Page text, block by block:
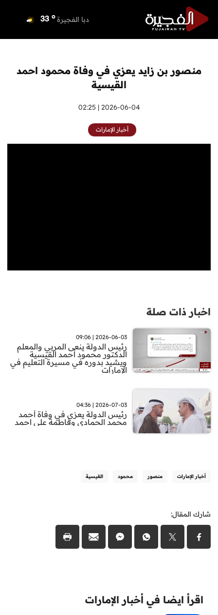
دبا الفجيرة 33 o
عجمان
أم القيوين 33 o
الفجيرة
منصور بن زايد يعزي في وفاة محمود احمد
القيسية
2026-06-04 | 02:25
أخبار الإمارات
اخبار ذات صلة
2026-06-03 | 09:06
رئيس الدولة ينعى المربي والمعلم
الدكتور محمود أحمد القيسية
ويشيد بدوره في مسيرة التعليم في
الإمارات
2026-07-03 | 04:36
رئيس الدولة يعزي في وفاة أحمد
محمد الحمادي وفاطمة علي احمد
أخبار الإمارات منصور محمود القيسية
شارك المقال:
اقرأ ايضا في أخبار الإمارات